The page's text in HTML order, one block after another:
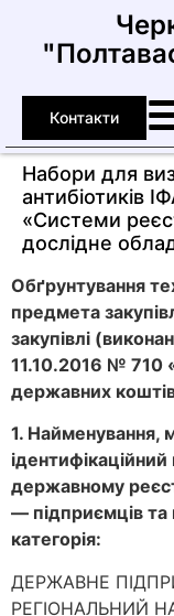
Контакти
Набори для
антибіотиків
«Системи
дослідне
Обґрунтування
предмета
закупівлі
11.10.2016 № 710
державних
1. Найменування,
державному
— підприємців
категорія:
ДЕРЖАВНЕ
РЕГІОНАЛЬНИЙ